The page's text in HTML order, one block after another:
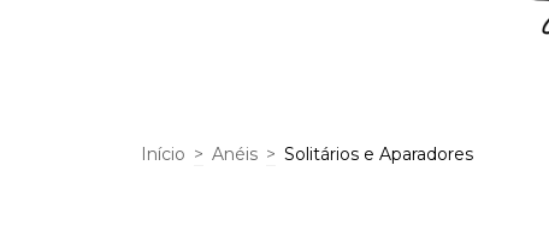
Início > Anéis > Solitários e Aparadores